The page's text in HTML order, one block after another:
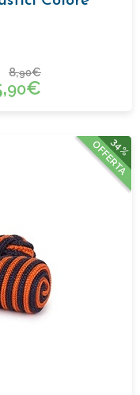
8,90€
90€
34%
OFFERTA